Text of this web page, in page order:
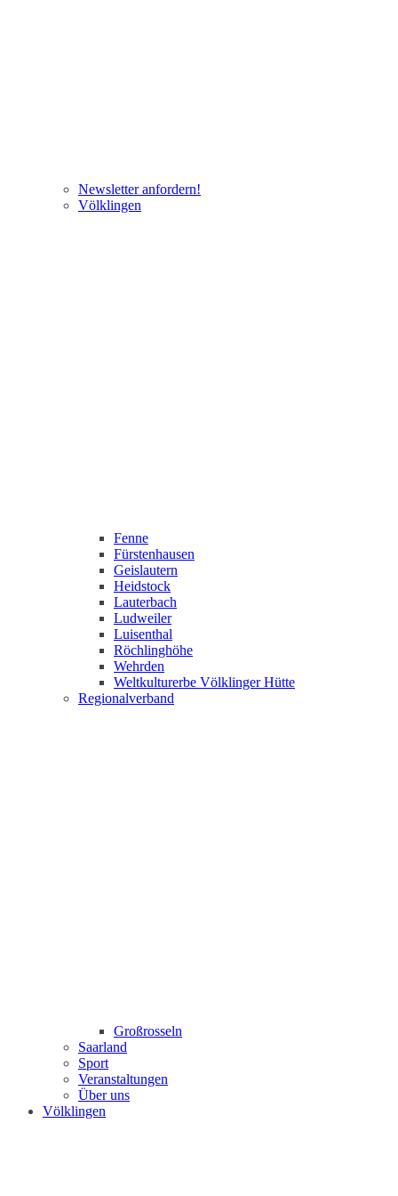
Newsletter anfordern!
Völklingen
Fenne
Fürstenhausen
Geislautern
Heidstock
Lauterbach
Ludweiler
Luisenthal
Röchlinghöhe
Wehrden
Weltkulturerbe Völklinger Hütte
Regionalverband
Großrosseln
Saarland
Sport
Veranstaltungen
Über uns
Völklingen